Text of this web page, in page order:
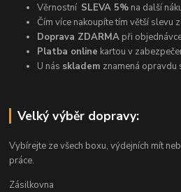
Věrnostní SLEVA 5% na další
Čím více nakoupíte tím větší slevu
Doprava ZDARMA při
Platba online kartou v
U nás skladem znamená opravdu
Velký výběr dopravy:
Vybírejte ze všech boxu, výdejních mít
práce.
Zásilkovna